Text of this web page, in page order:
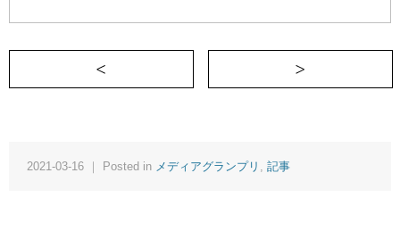
＜ 「トラウマ」から回復するための3つの
2021-03-16 ｜ Posted in メディアグランプリ , 記事